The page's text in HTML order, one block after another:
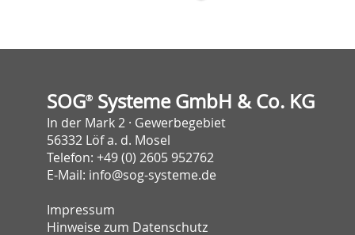
SOG®Systeme GmbH & Co. KG
In der Mark 2 · Gewerbegebiet
56332 Löf a. d. Mosel
Telefon: +49 (0) 2605 952762
E-Mail: info@sog-systeme.de
Impressum
Hinweise zum Datenschutz